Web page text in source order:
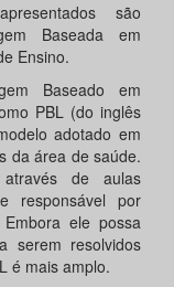
são
Baseada em
Ensino.
Baseado em
PBL (do inglês
adotado em
da área de saúde.
de aulas
responsável por
ele possa
serem resolvidos
é mais amplo.